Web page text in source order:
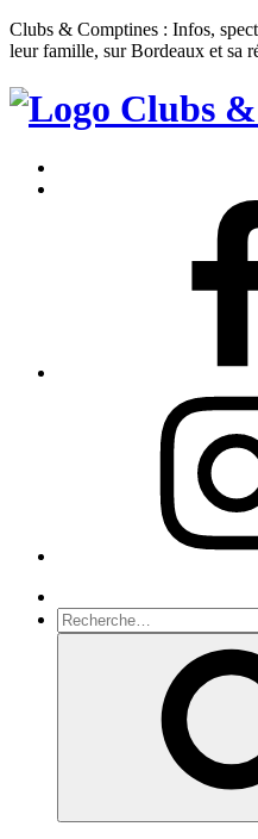
Clubs & Comptines : Infos,
leur famille, sur Bordeaux et sa
Clubs
Comptines
Recherche
pour